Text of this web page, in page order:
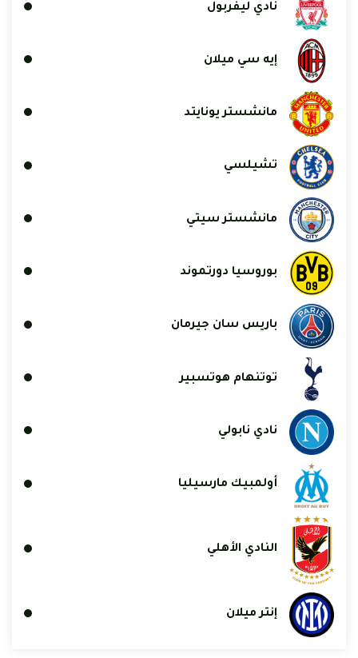
نادي ليفربول
إيه سي ميلان
مانشستر يونايتد
تشيلسي
مانشستر سيتي
بوروسيا دورتموند
باريس سان جيرمان
توتنهام هوتسبير
نادي نابولي
أولمبيك مارسيليا
النادي الأهلي
إنتر ميلان